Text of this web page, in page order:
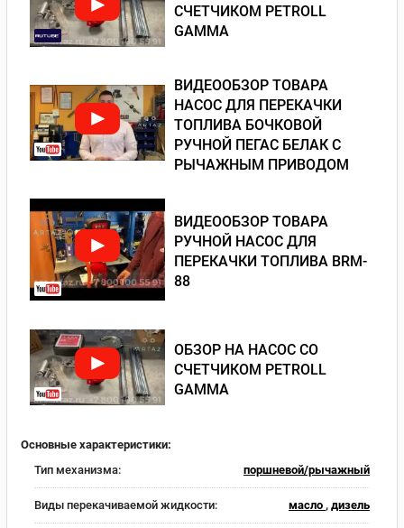
СЧЕТЧИКОМ PETROLL
GAMMA
ВИДЕООБЗОР ТОВАРА
НАСОС ДЛЯ ПЕРЕКАЧКИ
ТОПЛИВА БОЧКОВОЙ
РУЧНОЙ ПЕГАС БЕЛАК С
РЫЧАЖНЫМ ПРИВОДОМ
ВИДЕООБЗОР ТОВАРА
РУЧНОЙ НАСОС ДЛЯ
ПЕРЕКАЧКИ ТОПЛИВА BRM-
88
ОБЗОР НА НАСОС СО
СЧЕТЧИКОМ PETROLL
GAMMA
Основные характеристики:
Тип механизма:
поршневой/рычажный
Виды перекачиваемой жидкости: масло , дизель